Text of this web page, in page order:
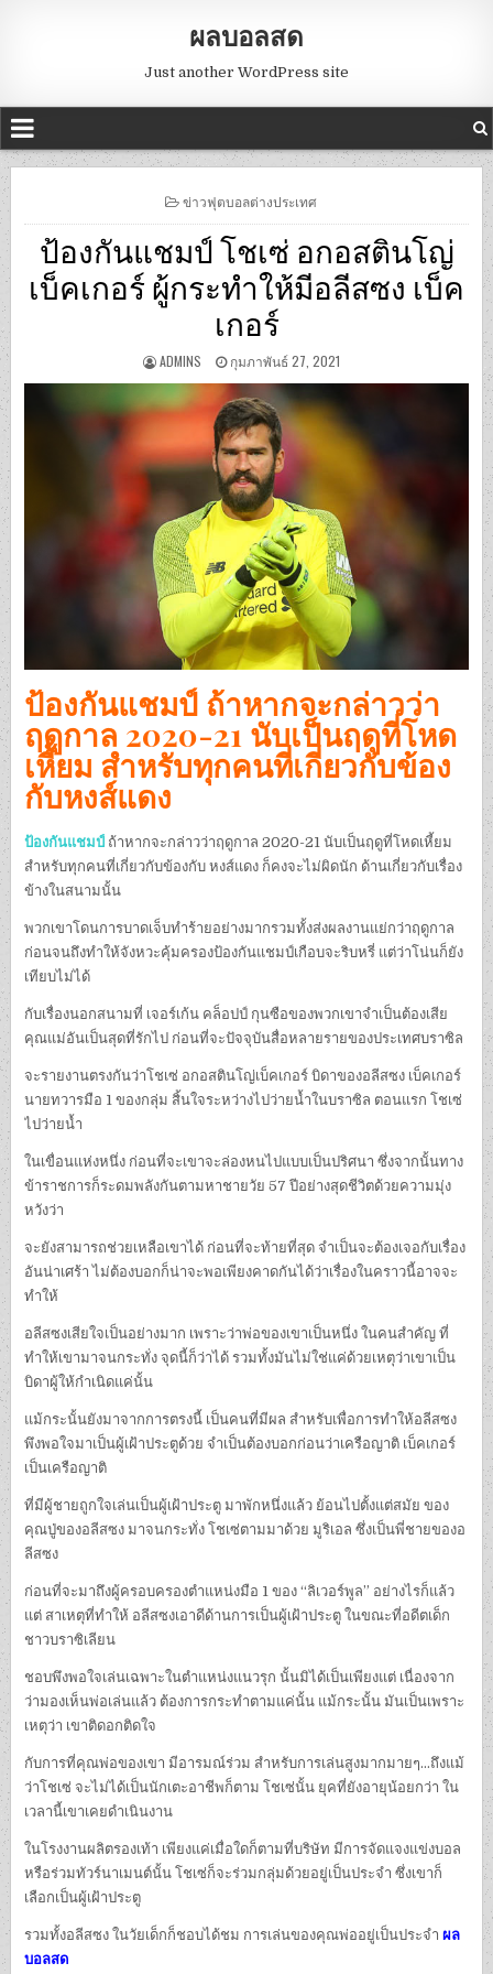
ผลบอลสด
Just another WordPress site
POSTED
ข่าวฟุตบอลต่างประเทศ
ป้องกันแชมป์ โชเซ่ อกอสตินโญ่
เบ็คเกอร์ ผู้กระทำให้มีอลีสซง เบ็ค
เกอร์
ADMINS กุมภาพันธ์ 27, 2021
ป้องกันแชมป์ ถ้าหากจะกล่าวว่า
ฤดูกาล 2020-21 นับเป็นฤดูที่โหด
เหี้ยม สำหรับทุกคนที่เกี่ยวกับข้อง
กับหงส์แดง
ป้องกันแชมป์ ถ้าหากจะกล่าวว่าฤดูกาล 2020-21 นับเป็นฤดูที่โหดเหี้ยม
สำหรับทุกคนที่เกี่ยวกับข้องกับ หงส์แดง ก็คงจะไม่ผิดนัก ด้านเกี่ยวกับเรื่อง
ข้างในสนามนั้น
พวกเขาโดนการบาดเจ็บทำร้ายอย่างมากรวมทั้งส่งผลงานแย่กว่าฤดูกาล
ก่อนจนถึงทำให้จังหวะคุ้มครองป้องกันแชมป์เกือบจะริบหรี่ แต่ว่าโน่นก็ยัง
เทียบไม่ได้
กับเรื่องนอกสนามที่ เจอร์เก้น คล็อปป์ กุนซือของพวกเขาจำเป็นต้องเสีย
คุณแม่อันเป็นสุดที่รักไป ก่อนที่จะปัจจุบันสื่อหลายรายของประเทศบราซิล
จะรายงานตรงกันว่าโชเซ่ อกอสตินโญ่เบ็คเกอร์ บิดาของอลีสซง เบ็คเกอร์
นายทวารมือ 1 ของกลุ่ม สิ้นใจระหว่างไปว่ายน้ำในบราซิล ตอนแรก โชเซ่
ไปว่ายน้ำ
ในเขื่อนแห่งหนึ่ง ก่อนที่จะเขาจะล่องหนไปแบบเป็นปริศนา ซึ่งจากนั้นทาง
ข้าราชการก็ระดมพลังกันตามหาชายวัย 57 ปีอย่างสุดชีวิตด้วยความมุ่ง
หวังว่า
จะยังสามารถช่วยเหลือเขาได้ ก่อนที่จะท้ายที่สุด จำเป็นจะต้องเจอกับเรื่อง
อันน่าเศร้า ไม่ต้องบอกก็น่าจะพอเพียงคาดกันได้ว่าเรื่องในคราวนี้อาจจะ
ทำให้
อลีสซงเสียใจเป็นอย่างมาก เพราะว่าพ่อของเขาเป็นหนึ่ง ในคนสำคัญ ที่
ทำให้เขามาจนกระทั่ง จุดนี้ก็ว่าได้ รวมทั้งมันไม่ใช่แค่ด้วยเหตุว่าเขาเป็น
บิดาผู้ให้กำเนิดแค่นั้น
แม้กระนั้นยังมาจากการตรงนี้ เป็นคนที่มีผล สำหรับเพื่อการทำให้อลีสซง
พึงพอใจมาเป็นผู้เฝ้าประตูด้วย จำเป็นต้องบอกก่อนว่าเครือญาติ เบ็คเกอร์
เป็นเครือญาติ
ที่มีผู้ชายถูกใจเล่นเป็นผู้เฝ้าประตู มาพักหนึ่งแล้ว ย้อนไปตั้งแต่สมัย ของ
คุณปู่ของอลีสซง มาจนกระทั่ง โชเซ่ตามมาด้วย มูริเอล ซึ่งเป็นพี่ชายของอ
ลีสซง
ก่อนที่จะมาถึงผู้ครอบครองตำแหน่งมือ 1 ของ “ลิเวอร์พูล” อย่างไรก็แล้ว
แต่ สาเหตุที่ทำให้ อลีสซงเอาดีด้านการเป็นผู้เฝ้าประตู ในขณะที่อดีตเด็ก
ชาวบราซิเลียน
ชอบพึงพอใจเล่นเฉพาะในตำแหน่งแนวรุก นั้นมิได้เป็นเพียงแต่ เนื่องจาก
ว่ามองเห็นพ่อเล่นแล้ว ต้องการกระทำตามแค่นั้น แม้กระนั้น มันเป็นเพราะ
เหตุว่า เขาติดอกติดใจ
กับการที่คุณพ่อของเขา มีอารมณ์ร่วม สำหรับการเล่นสูงมากมายๆ…ถึงแม้
ว่าโชเซ่ จะไม่ได้เป็นนักเตะอาชีพก็ตาม โชเซ่นั้น ยุคที่ยังอายุน้อยกว่า ใน
เวลานี้เขาเคยดำเนินงาน
ในโรงงานผลิตรองเท้า เพียงแค่เมื่อใดก็ตามที่บริษัท มีการจัดแจงแข่งบอล
หรือร่วมทัวร์นาเมนต์นั้น โชเซ่ก็จะร่วมกลุ่มด้วยอยู่เป็นประจำ ซึ่งเขาก็
เลือกเป็นผู้เฝ้าประตู
รวมทั้งอลีสซง ในวัยเด็กก็ชอบได้ชม การเล่นของคุณพ่ออยู่เป็นประจำผล
บอลสด